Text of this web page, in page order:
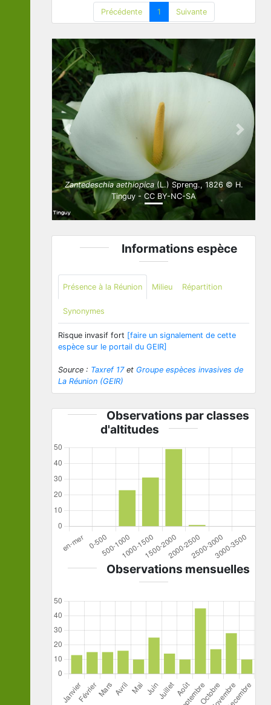
Précédente
1 Suivante
Zantedeschia aethiopica(L.) Spreng., 1826 © H.
Tinguy - CC BY-NC-SA
Previous Next
Informations espèce
Présence à la Réunion Milieu Répartition
Synonymes
Risque invasif fort [faire un signalement de cette
espèce sur le portail du GEIR]
Source : Taxref 17et Groupe espèces invasives de
La Réunion (GEIR)
Observations par classes
d'altitudes
Observations mensuelles